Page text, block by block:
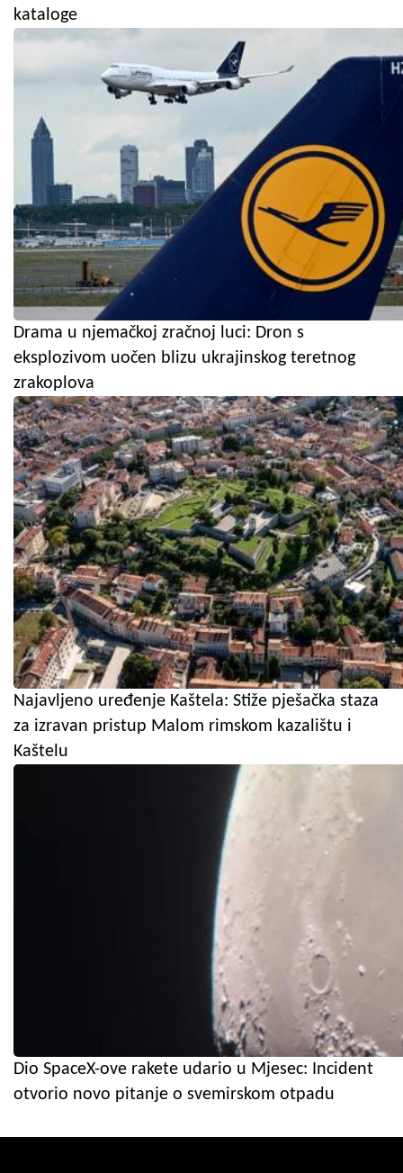
kataloge
Drama u njemačkoj zračnoj luci: Dron s
eksplozivom uočen blizu ukrajinskog teretnog
zrakoplova
Najavljeno uređenje Kaštela: Stiže pješačka staza
za izravan pristup Malom rimskom kazalištu i
Kaštelu
Dio SpaceX-ove rakete udario u Mjesec: Incident
otvorio novo pitanje o svemirskom otpadu